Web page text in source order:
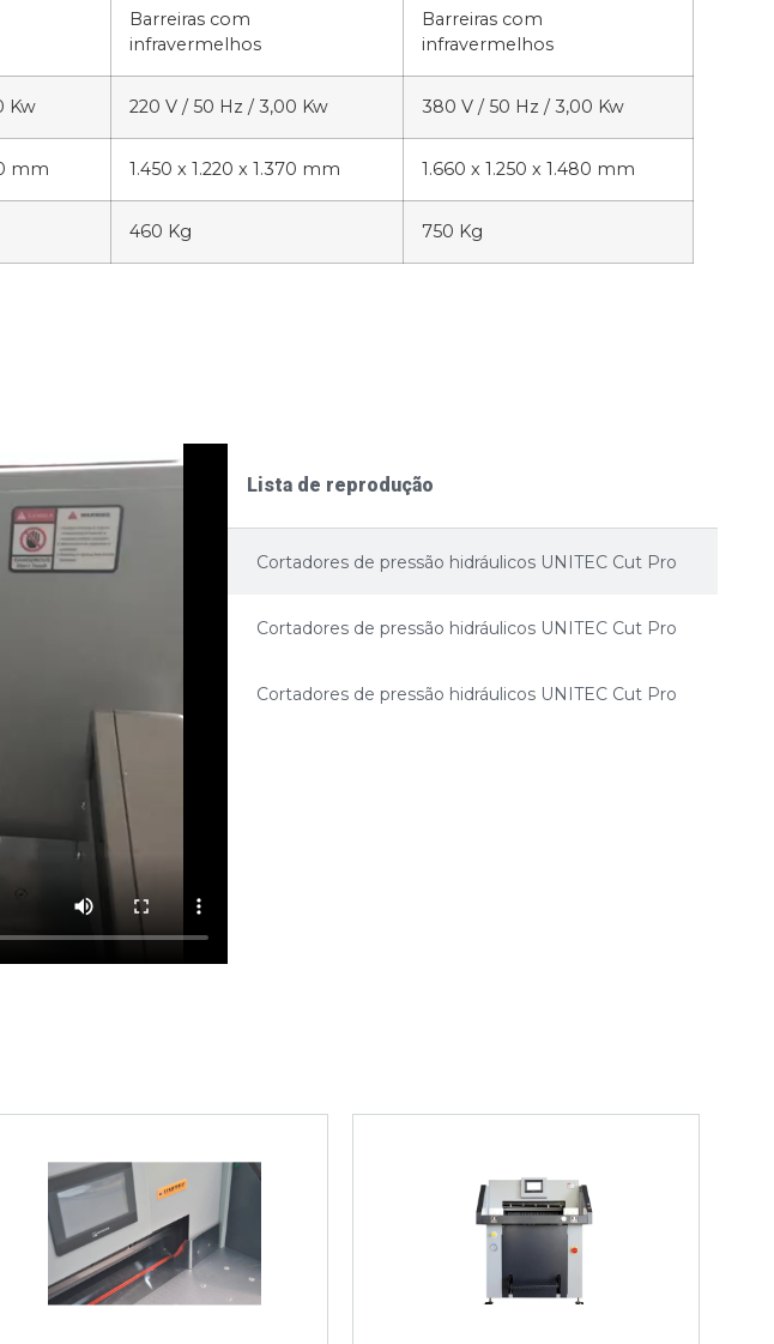
Barreiras com
infravermelhos
Barreiras com
infravermelhos
Kw 220 V / 50 Hz / 3,00 Kw 380 V / 50 Hz / 3,00 Kw
mm 1.450 x 1.220 x 1.370 mm 1.660 x 1.250 x 1.480 mm
460 Kg 750 Kg
Lista de reprodução
Cortadores de pressão hidráulicos UNITEC Cut Pro
Cortadores de pressão hidráulicos UNITEC Cut Pro
Cortadores de pressão hidráulicos UNITEC Cut Pro